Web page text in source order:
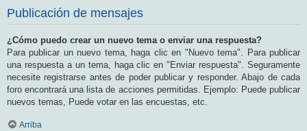
Publicación de mensajes
¿Cómo puedo crear un nuevo tema o enviar una respuesta?
Para publicar un nuevo tema, haga clic en "Nuevo tema". Para publicar
una respuesta a un tema, haga clic en "Enviar respuesta". Seguramente
necesite registrarse antes de poder publicar y responder. Abajo de cada
foro encontrará una lista de acciones permitidas. Ejemplo: Puede publicar
nuevos temas, Puede votar en las encuestas, etc.
Arriba